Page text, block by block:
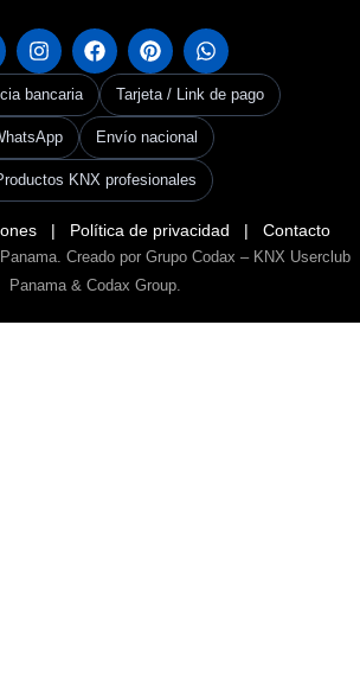
bancaria Tarjeta / Link de pago
Envío nacional
KNX profesionales
| Política de privacidad | Contacto
. Creado por Grupo Codax – KNX Userclub
Panama & Codax Group.